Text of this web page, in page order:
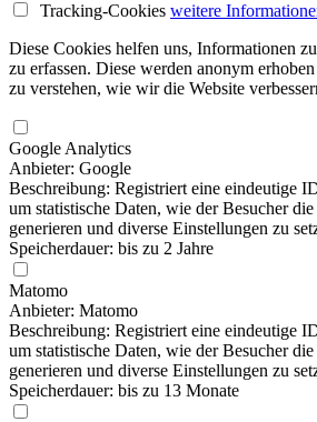
Tracking-Cookies weitere
Diese Cookies helfen uns, Informationen
zu erfassen. Diese werden anonym
zu verstehen, wie wir die Website
Google Analytics
Anbieter: Google
Beschreibung: Registriert eine eindeutige
um statistische Daten, wie der Besucher
generieren und diverse Einstellungen zu
Speicherdauer: bis zu 2 Jahre
Matomo
Anbieter: Matomo
Beschreibung: Registriert eine eindeutige
um statistische Daten, wie der Besucher
generieren und diverse Einstellungen zu
Speicherdauer: bis zu 13 Monate